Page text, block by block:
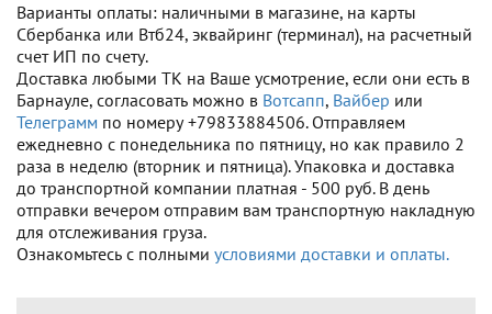
Варианты оплаты: наличными в магазине, на карты
Сбербанка или Втб24, эквайринг (терминал), на расчетный
счет ИП по счету.
Доставка любыми ТК на Ваше усмотрение, если они есть в
Барнауле, согласовать можно в Вотсапп, Вайбер или
Телеграмм по номеру +79833884506. Отправляем
ежедневно с понедельника по пятницу, но как правило 2
раза в неделю (вторник и пятница). Упаковка и доставка
до транспортной компании платная - 500 руб. В день
отправки вечером отправим вам транспортную накладную
для отслеживания груза.
Ознакомьтесь с полными условиями доставки и оплаты.